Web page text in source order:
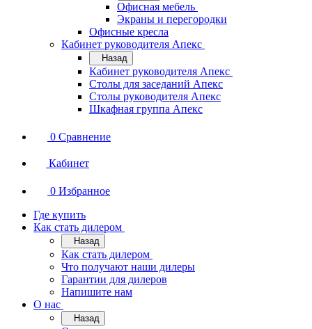
Офисная мебель
Экраны и перегородки
Офисные кресла
Кабинет руководителя Апекс
Назад
Кабинет руководителя Апекс
Столы для заседаний Апекс
Столы руководителя Апекс
Шкафная группа Апекс
0 Сравнение
Кабинет
0 Избранное
Где купить
Как стать дилером
Назад
Как стать дилером
Что получают наши дилеры
Гарантии для дилеров
Напишите нам
О нас
Назад